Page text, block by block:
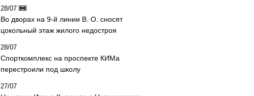
28/07
Во дворах на 9-й линии В. О. сносят
цокольный этаж жилого недостроя
28/07
Спорткомплекс на проспекте КИМа
перестроили под школу
27/07